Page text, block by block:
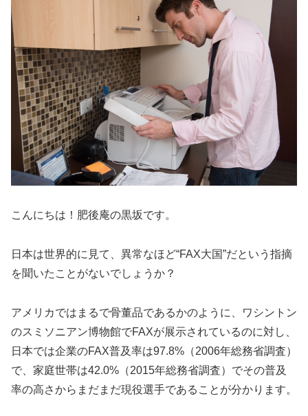
こんにちは！肥後庵の黒坂です。
日本は世界的に見て、異常なほど“FAX大国”だという指摘
を聞いたことがないでしょうか？
アメリカではまるで骨董品であるかのように、ワシントン
のスミソニアン博物館でFAXが展示されているのに対し、
日本では企業のFAX普及率は97.8%（2006年総務省調査）
で、家庭世帯は42.0%（2015年総務省調査）でその普及
率の高さからまだまだ現役選手であることが分かります。